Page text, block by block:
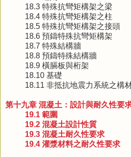
18.3 特殊抗彎矩構架之梁
18.4 特殊抗彎矩構架之柱
18.5 特殊抗彎矩構架之接頭
18.6 預鑄特殊抗彎矩構架
18.7 特殊結構牆
18.8 預鑄特殊結構牆
18.9 橫膈板與桁架
18.10 基礎
18.11 非抵抗地震力系統之構
第十九章 混凝土：設計與耐久性要
19.1 範圍
19.2 混凝土設計性質
19.3 混凝土耐久性要求
19.4 灌漿材料之耐久性要求